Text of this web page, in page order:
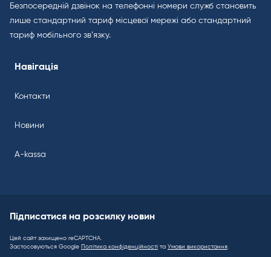
Безпосередній дзвінок на телефонні номери служб становить
лише стандартний тариф місцевої мережі або стандартний
тариф мобільного зв’язку.
Навігація
Контакти
Новини
A-kassa
Підписатися на розсилку новин
Цей сайт захищено reCAPTCHA.
Застосовуються Google Політика конфіденційності та Умови використання.